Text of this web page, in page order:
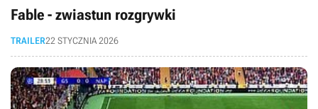
Fable - zwiastun rozgrywki
TRAILER22 STYCZNIA 2026